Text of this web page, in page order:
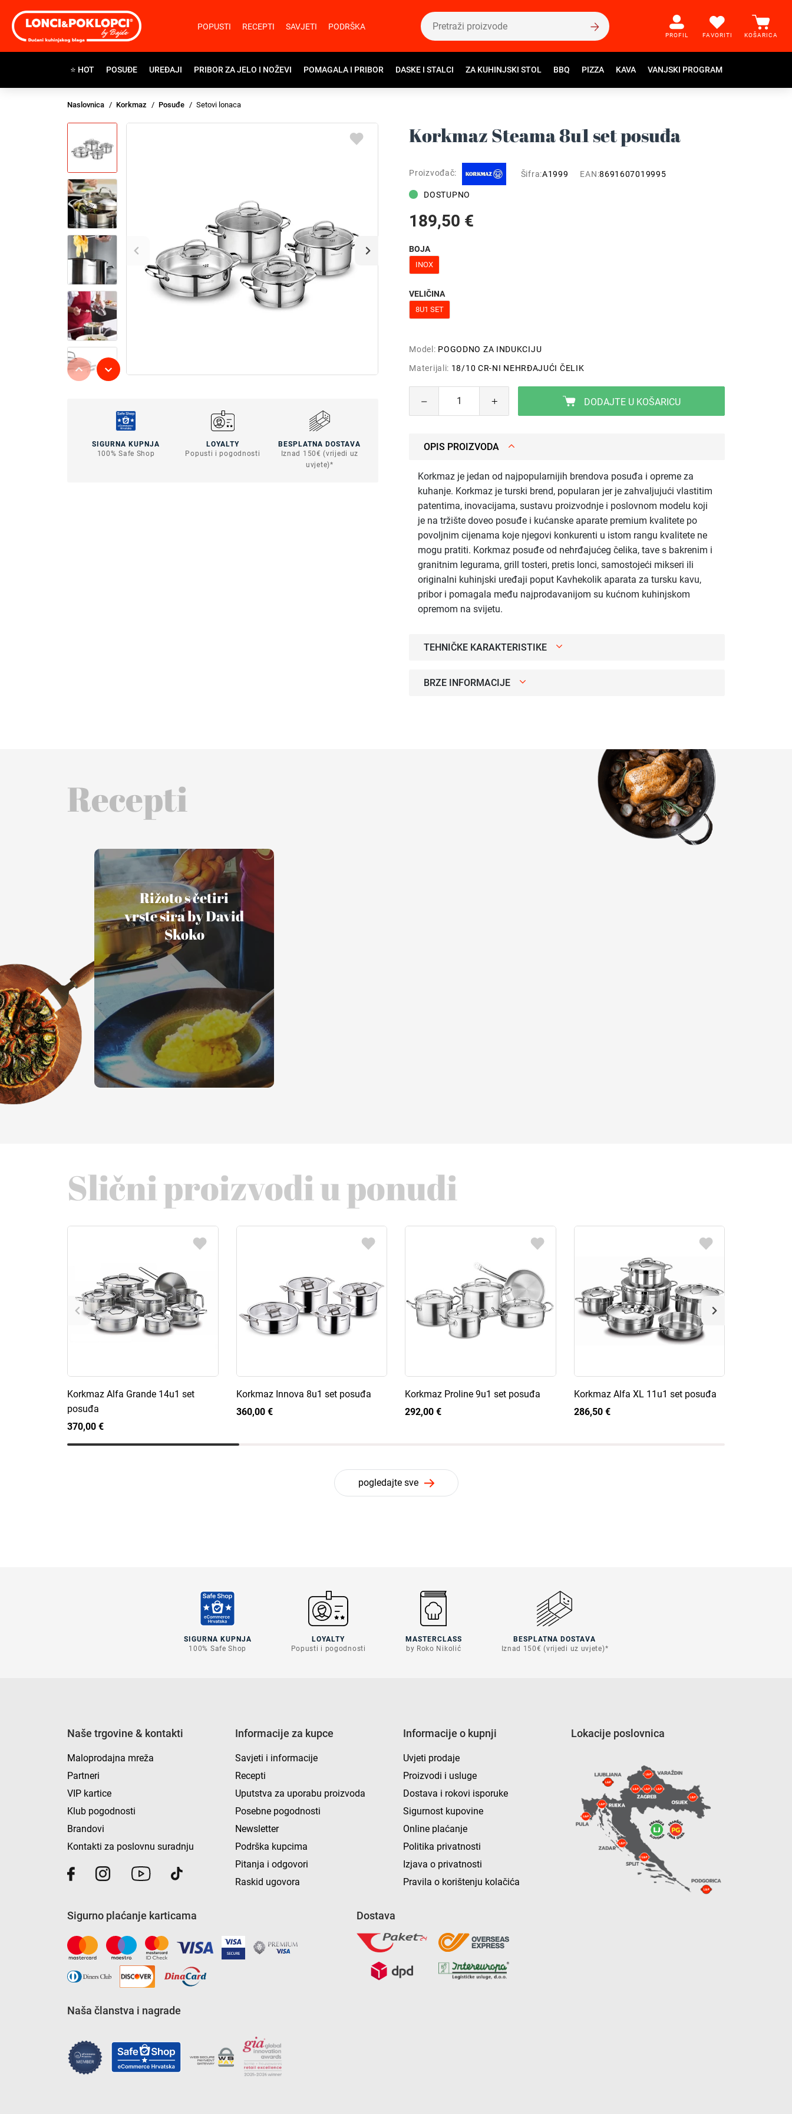
POPUSTI RECEPTI SAVJETI PODRŠKA
PROFIL FAVORITI KOŠARICA
⭐ HOT POSUĐE UREĐAJI PRIBOR ZA JELO I NOŽEVI POMAGALA I PRIBOR DASKE I STALCI ZA KUHINJSKI STOL BBQ PIZZA KAVA VANJSKI PROGRAM
Naslovnica Korkmaz Posuđe Setovi lonaca
SIGURNA KUPNJA
100% Safe Shop
LOYALTY
Popusti i pogodnosti
BESPLATNA DOSTAVA
Iznad 150€ (vrijedi uz
uvjete)*
Korkmaz Steama 8u1 set posuđa
Proizvođač: Šifra:A1999 EAN:8691607019995
DOSTUPNO
189,50 €
BOJA
INOX
VELIČINA
8U1 SET
Model: POGODNO ZA INDUKCIJU
Materijali: 18/10 CR-NI NEHRĐAJUĆI ČELIK
DODAJTE U KOŠARICU
OPIS PROIZVODA
Korkmaz je jedan od najpopularnijih brendova posuđa i opreme za
kuhanje. Korkmaz je turski brend, popularan jer je zahvaljujući vlastitim
patentima, inovacijama, sustavu proizvodnje i poslovnom modelu koji
je na tržište doveo posuđe i kućanske aparate premium kvalitete po
povoljnim cijenama koje njegovi konkurenti u istom rangu kvalitete ne
mogu pratiti. Korkmaz posuđe od nehrđajućeg čelika, tave s bakrenim i
granitnim legurama, grill tosteri, pretis lonci, samostojeći mikseri ili
originalni kuhinjski uređaji poput Kavhekolik aparata za tursku kavu,
pribor i pomagala među najprodavanijom su kućnom kuhinjskom
opremom na svijetu.
TEHNIČKE KARAKTERISTIKE
BRZE INFORMACIJE
Recepti
Rižoto s četiri
vrste sira by David
Skoko
Slični proizvodi u ponudi
Korkmaz Alfa Grande 14u1 set
posuđa
370,00 €
Korkmaz Innova 8u1 set posuđa
360,00 €
Korkmaz Proline 9u1 set posuđa
292,00 €
Korkmaz Alfa XL 11u1 set posuđa
286,50 €
pogledajte sve
SIGURNA KUPNJA
100% Safe Shop
LOYALTY
Popusti i pogodnosti
MASTERCLASS
by Roko Nikolić
BESPLATNA DOSTAVA
Iznad 150€ (vrijedi uz uvjete)*
Naše trgovine & kontakti
Maloprodajna mreža
Partneri
VIP kartice
Klub pogodnosti
Brandovi
Kontakti za poslovnu suradnju
Informacije za kupce
Savjeti i informacije
Recepti
Uputstva za uporabu proizvoda
Posebne pogodnosti
Newsletter
Podrška kupcima
Pitanja i odgovori
Raskid ugovora
Informacije o kupnji
Uvjeti prodaje
Proizvodi i usluge
Dostava i rokovi isporuke
Sigurnost kupovine
Online plaćanje
Politika privatnosti
Izjava o privatnosti
Pravila o korištenju kolačića
Lokacije poslovnica
Sigurno plaćanje karticama
Naša članstva i nagrade
Dostava